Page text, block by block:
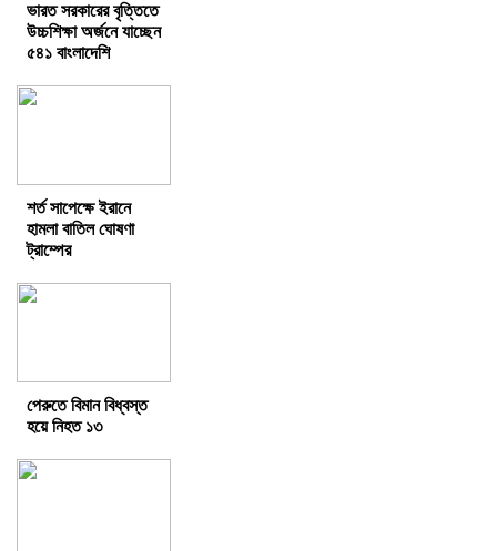
ভারত সরকারের বৃত্তিতে
উচ্চশিক্ষা অর্জনে যাচ্ছেন
৫৪১ বাংলাদেশি
শর্ত সাপেক্ষে ইরানে
হামলা বাতিল ঘোষণা
ট্রাম্পের
পেরুতে বিমান বিধ্বস্ত
হয়ে নিহত ১৩